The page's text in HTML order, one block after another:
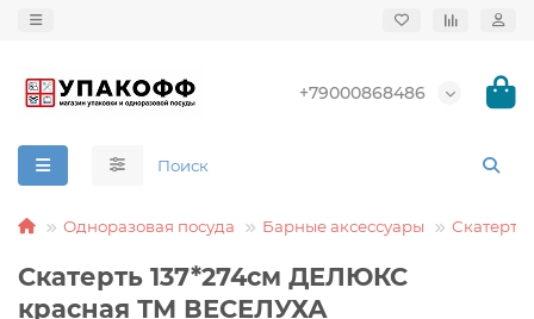
+79000868486
Одноразовая посуда Барные аксессуары Скатерти
Скатерть 137*274см ДЕЛЮКС
красная ТМ ВЕСЕЛУХА